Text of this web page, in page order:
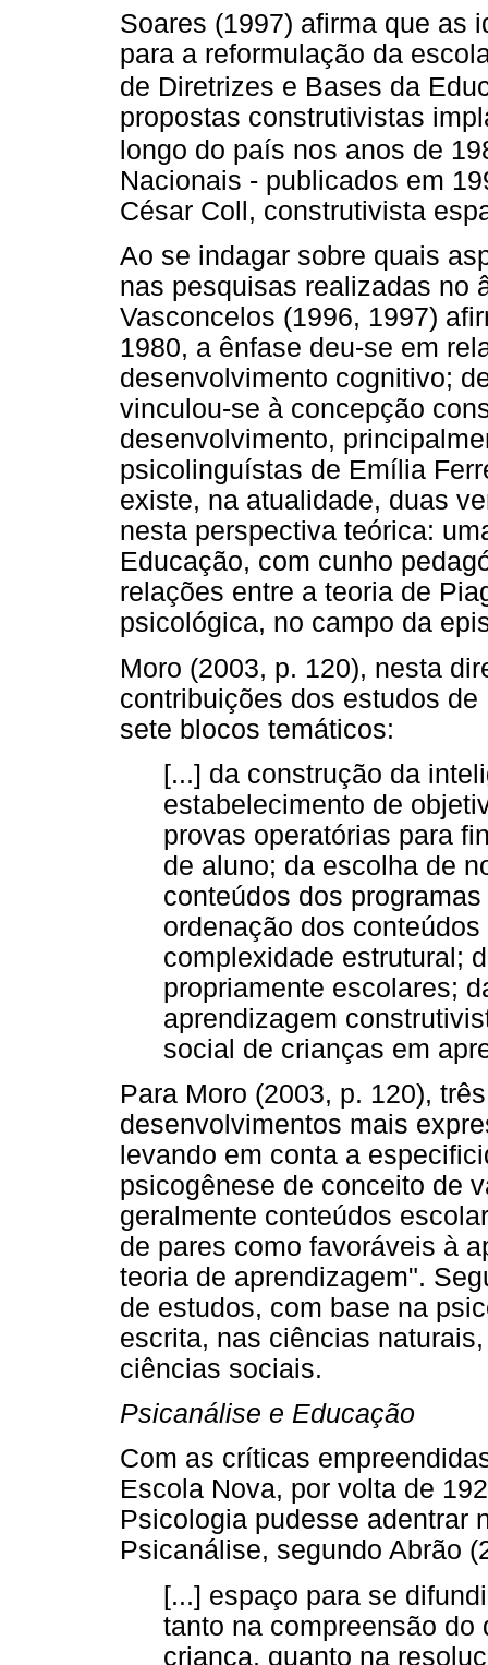
Soares (1997) afirma que as
para a reformulação da
de Diretrizes e Bases da
propostas construtivistas
longo do país nos anos de
Nacionais - publicados em
César Coll, construtivista
Ao se indagar sobre quais
nas pesquisas realizadas no
Vasconcelos (1996, 1997)
1980, a ênfase deu-se em
desenvolvimento cognitivo;
vinculou-se à concepção
desenvolvimento,
psicolinguístas de Emília
existe, na atualidade, duas
nesta perspectiva teórica:
Educação, com cunho
relações entre a teoria de
psicológica, no campo da
Moro (2003, p. 120), nesta
contribuições dos estudos
sete blocos temáticos:
[...] da construção da
estabelecimento de
provas operatórias para
de aluno; da escolha de
conteúdos dos
ordenação dos
complexidade estrutural;
propriamente escolares;
aprendizagem
social de crianças em
Para Moro (2003, p. 120),
desenvolvimentos mais
levando em conta a
psicogênese de conceito de
geralmente conteúdos
de pares como favoráveis à
teoria de aprendizagem".
de estudos, com base na
escrita, nas ciências
ciências sociais.
Psicanálise e Educação
Com as críticas
Escola Nova, por volta de
Psicologia pudesse adentrar
Psicanálise, segundo Abrão
[...] espaço para se
tanto na compreensão
criança, quanto na